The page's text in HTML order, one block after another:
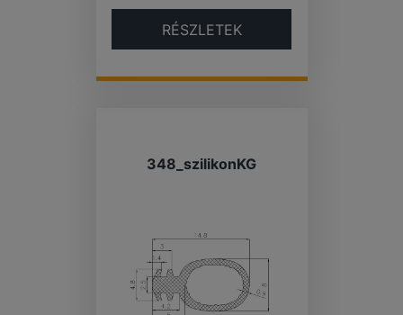
RÉSZLETEK
348_szilikonKG